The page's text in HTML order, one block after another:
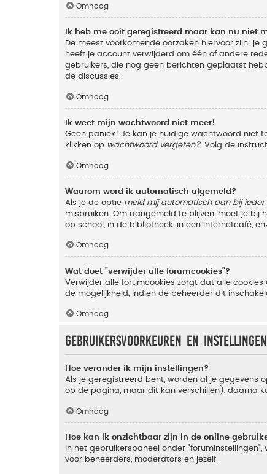
Omhoog
Ik heb me ooit geregistreerd maar kan nu niet
De meest voorkomende oorzaken hiervoor zijn:
heeft je account verwijderd om één of andere
gebruikers, die nog geen berichten geplaatst
de discussies.
Omhoog
Ik weet mijn wachtwoord niet meer!
Geen paniek! Je kan je huidige wachtwoord niet
klikken op wachtwoord vergeten?. Volg de
Omhoog
Waarom word ik automatisch afgemeld?
Als je de optie meld mij automatisch aan bij ieder
misbruiken. Om aangemeld te blijven, moet je
op school, in de bibliotheek, in een internetcafé,
Omhoog
Wat doet "verwijder alle forumcookies"?
Verwijder alle forumcookies zorgt dat alle
de mogelijkheid, indien de beheerder dit
Omhoog
Gebruikersvoorkeuren en instellingen
Hoe verander ik mijn instellingen?
Als je geregistreerd bent, worden al je gegevens
op de pagina, maar dit kan verschillen), daarna
Omhoog
Hoe kan ik onzichtbaar zijn in de online
In het gebruikerspaneel onder "foruminstellingen",
voor beheerders, moderators en jezelf.